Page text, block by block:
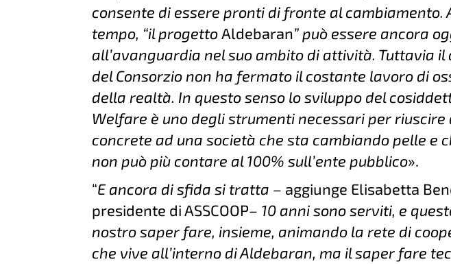
consente di essere pronti di fronte al cambiamento.
tempo, “il progetto Aldebaran” può essere ancora
all’avanguardia nel suo ambito di attività. Tuttavia
del Consorzio non ha fermato il costante lavoro di
della realtà. In questo senso lo sviluppo del
Welfare è uno degli strumenti necessari per riuscire
concrete ad una società che sta cambiando pelle e
non può più contare al 100% sull’ente pubblico».
“E ancora di sfida si tratta – aggiunge Elisabetta
presidente di ASSCOOP– 10 anni sono serviti, e
nostro saper fare, insieme, animando la rete di
che vive all’interno di Aldebaran, ma il saper fare